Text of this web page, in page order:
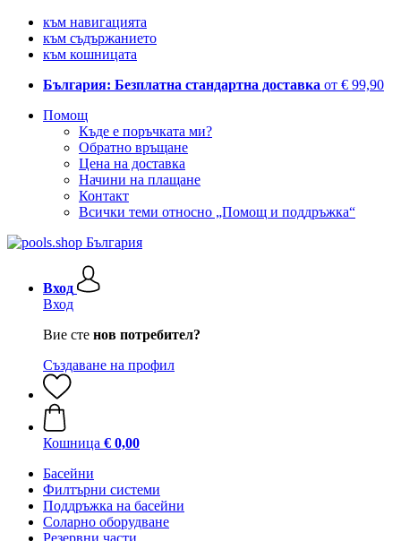
към навигацията
към съдържанието
към кошницата
България: Безплатна стандартна доставка от € 99,90
Помощ
Къде е поръчката ми?
Обратно връщане
Цена на доставка
Начини на плащане
Контакт
Всички теми относно „Помощ и поддръжка“
Вход
Вход
Вие сте нов потребител?
Създаване на профил
Кошница € 0,00
Басейни
Филтърни системи
Поддръжка на басейни
Соларно оборудване
Резервни части